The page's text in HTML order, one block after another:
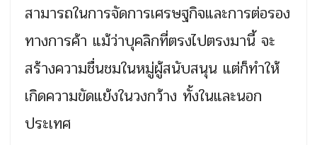
สามารถในการจัดการเศรษฐกิจและการต่อรอง
ทางการค้า แม้ว่าบุคลิกที่ตรงไปตรงมานี้ จะ
สร้างความชื่นชมในหมู่ผู้สนับสนุน แต่ก็ทำให้
เกิดความขัดแย้งในวงกว้าง ทั้งในและนอก
ประเทศ